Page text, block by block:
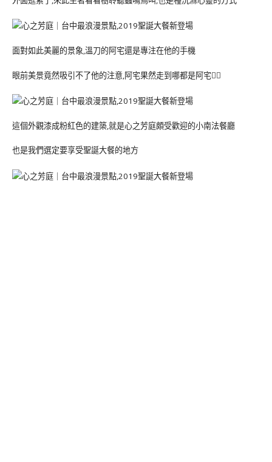
面對如此美麗的景象,溫刀的阿宅還是專注在他的手機
眼前美景竟然吸引不了他的注意,阿宅果然走到哪都是阿宅🤦‍♀️
這個外觀漆成粉紅色的建築,就是心之芳庭頗受歡迎的小南法餐廳
也是我們選定要享受聖誕大餐的地方